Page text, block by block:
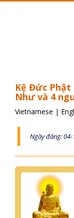
Kệ Đức Phật
Như và 4
Vietnamese |
Ngày đăng: